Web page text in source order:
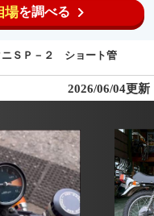
場を調べる
ニＳＰ－２ ショート管
2026/06/04更新